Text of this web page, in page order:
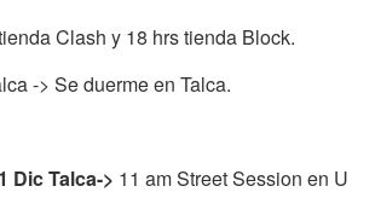
Clash y 18 hrs tienda Block.
-> Se duerme en Talca.
Dic Talca-> 11 am Street Session en U